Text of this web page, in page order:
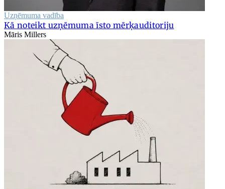
Uzņēmuma vadība
Kā noteikt uzņēmuma īsto mērķauditoriju
Māris Millers